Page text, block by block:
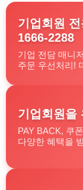
기업회원 전
1666-2288
기업 전담 매니
주문 우선처리!
기업회원을
PAY BACK, 쿠
다양한 혜택을